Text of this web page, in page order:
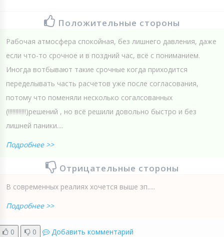
Положительные стороны
Рабочая атмосфера спокойная, без лишнего давления, даже
если что-то срочное и в поздний час, всё с пониманием.
Иногда вотбывают такие срочные когда приходится
переделывать часть расчетов уже после согласования,
потому что поменяли несколько согалсованных
(!!!!!!!!!!!!)решений , но всё решили довольно быстро и без
лишней паники....
Подробнее >>
Отрицательные стороны
В современных реалиях хочется выше зп.....
Подробнее >>
0 0 Добавить комментарий